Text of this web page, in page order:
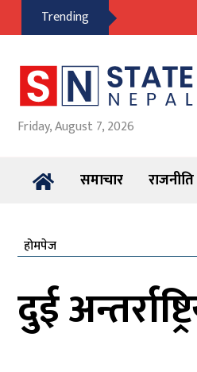
Trending
Friday, August 7, 2026
समाचार राजनीति
होमपेज
दुई